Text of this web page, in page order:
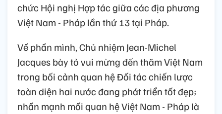
chức Hội nghị Hợp tác giữa các địa phương
Việt Nam - Pháp lần thứ 13 tại Pháp.
Về phần mình, Chủ nhiệm Jean-Michel
Jacques bày tỏ vui mừng đến thăm Việt Nam
trong bối cảnh quan hệ Đối tác chiến lược
toàn diện hai nước đang phát triển tốt đẹp;
nhấn mạnh mối quan hệ Việt Nam - Pháp là